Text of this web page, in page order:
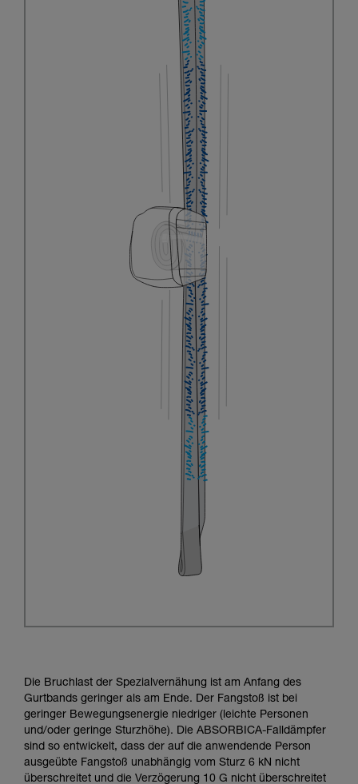
Die Bruchlast der Spezialvernähung ist am Anfang des
Gurtbands geringer als am Ende. Der Fangstoß ist bei
geringer Bewegungsenergie niedriger (leichte Personen
und/oder geringe Sturzhöhe). Die ABSORBICA-Falldämpfer
sind so entwickelt, dass der auf die anwendende Person
ausgeübte Fangstoß unabhängig vom Sturz 6 kN nicht
überschreitet und die Verzögerung 10 G nicht überschreitet